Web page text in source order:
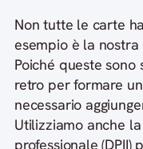
Non tutte le carte
esempio è la
Poiché queste
retro per formare
necessario
Utilizziamo anche
professionale